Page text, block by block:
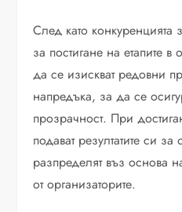
След като конкуренцията
за постигане на етапите
да се изискват редовни
напредъка, за да се
прозрачност. При
подават резултатите си
разпределят въз основа
от организаторите.